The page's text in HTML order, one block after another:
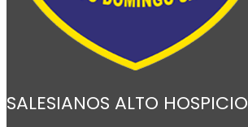
SALESIANOS ALTO HOSPICIO